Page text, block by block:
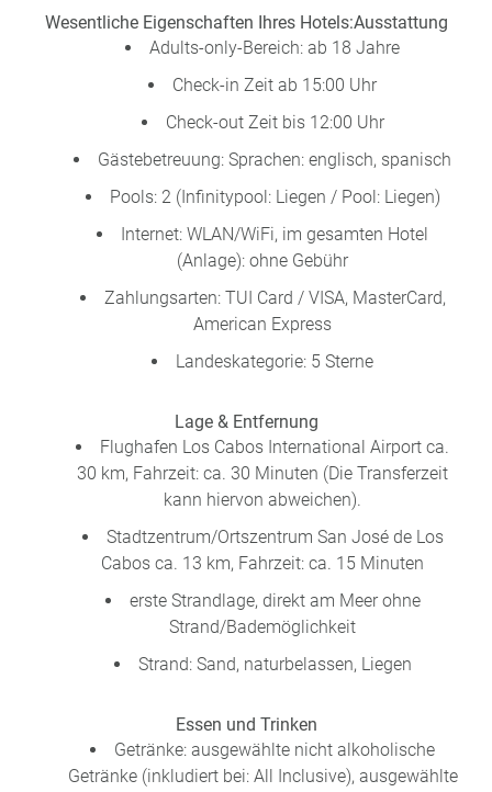
Wesentliche Eigenschaften Ihres Hotels:Ausstattung
Adults-only-Bereich: ab 18 Jahre
Check-in Zeit ab 15:00 Uhr
Check-out Zeit bis 12:00 Uhr
Gästebetreuung: Sprachen: englisch, spanisch
Pools: 2 (Infinitypool: Liegen / Pool: Liegen)
Internet: WLAN/WiFi, im gesamten Hotel
(Anlage): ohne Gebühr
Zahlungsarten: TUI Card / VISA, MasterCard,
American Express
Landeskategorie: 5 Sterne
Lage & Entfernung
Flughafen Los Cabos International Airport ca.
30 km, Fahrzeit: ca. 30 Minuten (Die Transferzeit
kann hiervon abweichen).
Stadtzentrum/Ortszentrum San José de Los
Cabos ca. 13 km, Fahrzeit: ca. 15 Minuten
erste Strandlage, direkt am Meer ohne
Strand/Bademöglichkeit
Strand: Sand, naturbelassen, Liegen
Essen und Trinken
Getränke: ausgewählte nicht alkoholische
Getränke (inkludiert bei: All Inclusive), ausgewählte